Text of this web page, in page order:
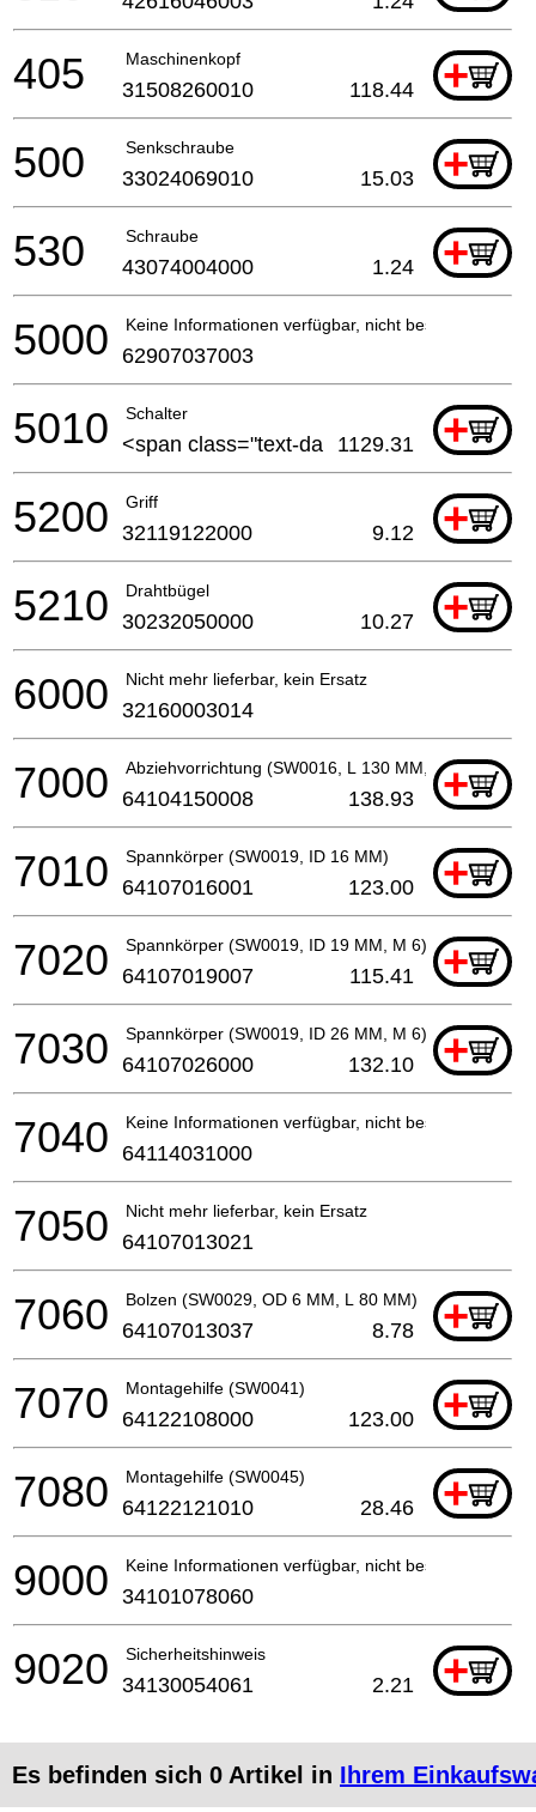
Maschinenkopf +
405 31508260010 118.44
Senkschraube +
500 33024069010 15.03
Schraube +
530 43074004000 1.24
Keine Informationen verfügbar, nicht bestellbar
5000 62907037003
Schalter +
5010 <span class="text-da 1129.31
Griff +
5200 32119122000 9.12
Drahtbügel +
5210 30232050000 10.27
Nicht mehr lieferbar, kein Ersatz
6000 32160003014
Abziehvorrichtung (SW0016, L 130 MM, M 12)
+
7000 64104150008 138.93
Spannkörper (SW0019, ID 16 MM) +
7010 64107016001 123.00
Spannkörper (SW0019, ID 19 MM, M 6) +
7020 64107019007 115.41
Spannkörper (SW0019, ID 26 MM, M 6) +
7030 64107026000 132.10
Keine Informationen verfügbar, nicht bestellbar
7040 64114031000
Nicht mehr lieferbar, kein Ersatz
7050 64107013021
Bolzen (SW0029, OD 6 MM, L 80 MM) +
7060 64107013037 8.78
Montagehilfe (SW0041) +
7070 64122108000 123.00
Montagehilfe (SW0045) +
7080 64122121010 28.46
Keine Informationen verfügbar, nicht bestellbar
9000 34101078060
Sicherheitshinweis +
9020 34130054061 2.21
Es befinden sich 0 Artikel in Ihrem